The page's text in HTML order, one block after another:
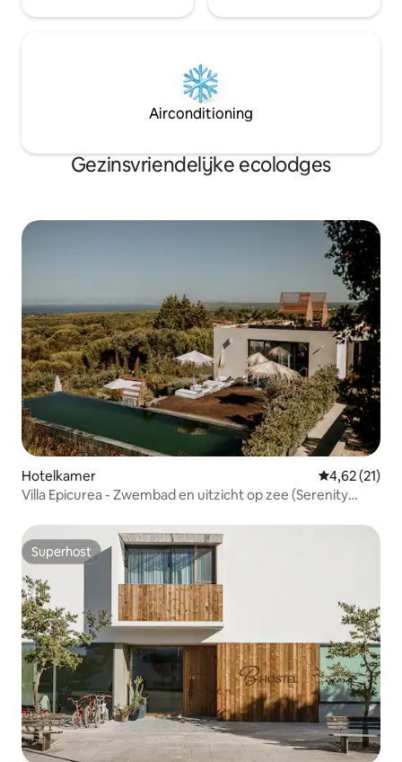
Airconditioning
Gezinsvriendelijke ecolodges
Hotelkamer Gemiddelde
4,62 (21)
Villa Epicurea - Zwembad en uitzicht op zee (Serenity
Superhost
Superhost